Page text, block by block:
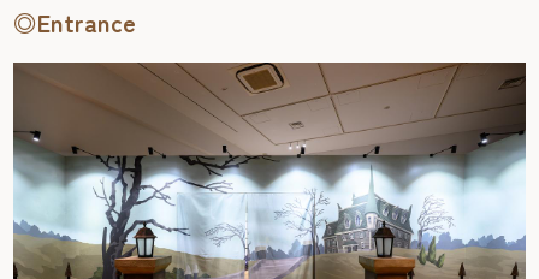
◎Entrance